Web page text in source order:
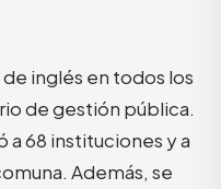
inglés en todos los
de gestión pública.
68 instituciones y a
Además, se